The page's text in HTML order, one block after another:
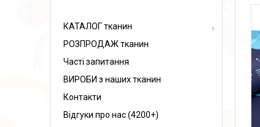
КАТАЛОГ тканин
РОЗПРОДАЖ тканин
Часті запитання
ВИРОБИ з наших тканин
Контакти
Відгуки про нас (4200+)